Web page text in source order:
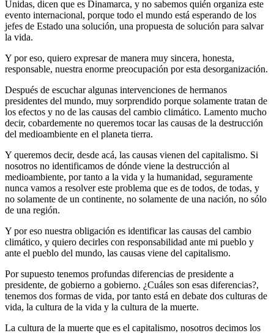
Unidas, dicen que es Dinamarca, y no sabemos quién organiza este
evento internacional, porque todo el mundo está esperando de los
jefes de Estado una solución, una propuesta de solución para salvar
la vida.
Y por eso, quiero expresar de manera muy sincera, honesta,
responsable, nuestra enorme preocupación por esta desorganización.
Después de escuchar algunas intervenciones de hermanos
presidentes del mundo, muy sorprendido porque solamente tratan de
los efectos y no de las causas del cambio climático. Lamento mucho
decir, cobardemente no queremos tocar las causas de la destrucción
del medioambiente en el planeta tierra.
Y queremos decir, desde acá, las causas vienen del capitalismo. Si
nosotros no identificamos de dónde viene la destrucción al
medioambiente, por tanto a la vida y la humanidad, seguramente
nunca vamos a resolver este problema que es de todos, de todas, y
no solamente de un continente, no solamente de una nación, no sólo
de una región.
Y por eso nuestra obligación es identificar las causas del cambio
climático, y quiero decirles con responsabilidad ante mi pueblo y
ante el pueblo del mundo, las causas viene del capitalismo.
Por supuesto tenemos profundas diferencias de presidente a
presidente, de gobierno a gobierno. ¿Cuáles son esas diferencias?,
tenemos dos formas de vida, por tanto está en debate dos culturas de
vida, la cultura de la vida y la cultura de la muerte.
La cultura de la muerte que es el capitalismo, nosotros decimos los